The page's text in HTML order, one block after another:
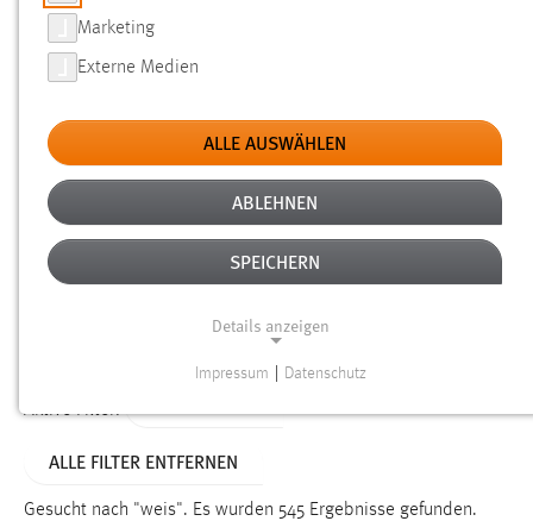
FILTER
Typ
Erstellungsdatum
Alter
Aktive Filter:
ALLE FILTER ENTFERNEN
Gesucht nach "weis". Es wurden 545 Ergebnisse gefunden.
Marketing
Externe Medien
ALLE AUSWÄHLEN
ABLEHNEN
SPEICHERN
Details anzeigen
Funktionen und sind für die einwandfreie Funktion der
Impressum Datenschutz